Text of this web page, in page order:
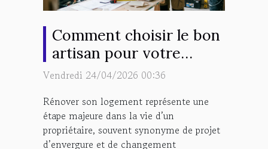
Comment choisir le bon
artisan pour votre
projet de rénovation ?
Vendredi 24/04/2026 00:36
Rénover son logement représente une
étape majeure dans la vie d’un
propriétaire, souvent synonyme de projet
d’envergure et de changement